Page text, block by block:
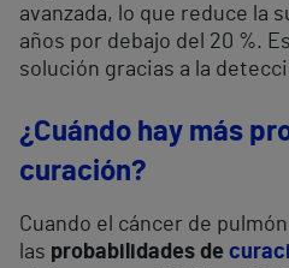
avanzada, lo que reduce la
años por debajo del 20 %.
solución gracias a la
¿Cuándo hay más
curación?
Cuando el cáncer de
las probabilidades de